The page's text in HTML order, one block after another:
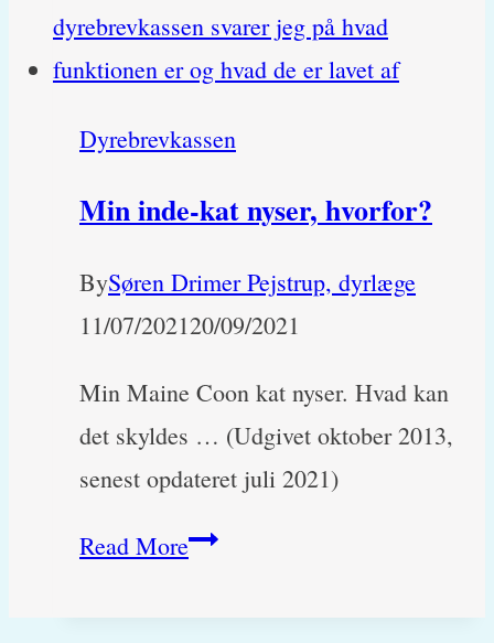
ked
af
Dyrebrevkassen
Min inde-kat nyser, hvorfor?
BySøren Drimer Pejstrup, dyrlæge
11/07/202120/09/2021
Min Maine Coon kat nyser. Hvad kan
det skyldes … (Udgivet oktober 2013,
senest opdateret juli 2021)
Read MoreMin